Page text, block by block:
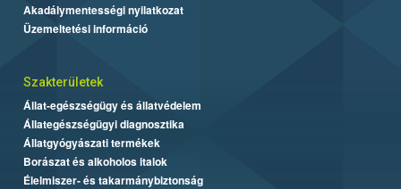
Akadálymentességi nyilatkozat
Üzemeltetési információ
Szakterületek
Állat-egészségügy és állatvédelem
Állategészségügyi diagnosztika
Állatgyógyászati termékek
Borászat és alkoholos italok
Élelmiszer- és takarmánybiztonság